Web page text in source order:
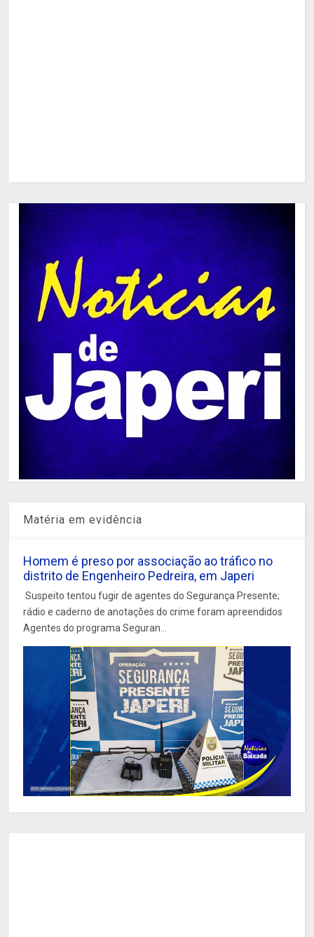
Matéria em evidência
Homem é preso por associação ao tráfico no
distrito de Engenheiro Pedreira, em Japeri
Suspeito tentou fugir de agentes do Segurança Presente;
rádio e caderno de anotações do crime foram apreendidos
Agentes do programa Seguran...